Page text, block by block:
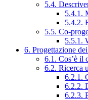
5.4.
5.4.1.
5.4.2.
5.5. Co-
5.5.1.
6. Progettazione
6.1. Cos’è il
6.2. Ricerca
6.2.1.
6.2.2.
6.2.3.